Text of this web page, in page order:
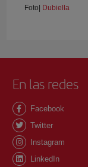
Foto| Dubiella
En las redes
Facebook
Twitter
Instagram
LinkedIn